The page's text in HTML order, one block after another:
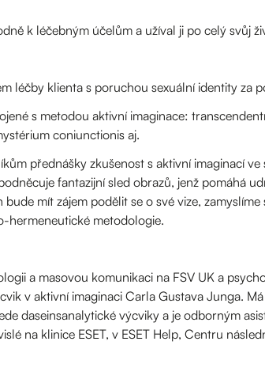
k léčebným účelům a užíval ji po celý svůj
léčby klienta s poruchou sexuální identity za
s metodou aktivní imaginace:
coniunctionis aj.
přednášky zkušenost s aktivní imaginací ve
fantazijní sled obrazů, jenž pomáhá
mít zájem podělit se o své vize,
hermeneutické metodologie.
a masovou komunikaci na FSV UK a
v aktivní imaginaci Carla Gustava Junga.
daseinsanalytické výcviky a je odborným
na klinice ESET, v ESET Help, Centru